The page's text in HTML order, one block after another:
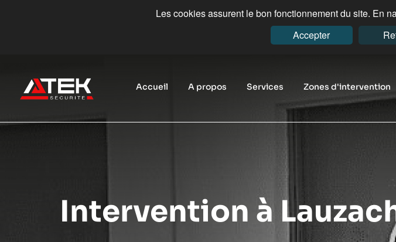
Les cookies assurent le bon fonctionnement du site. En
Accepter
Accueil A propos Services Zones d'intervention
Intervention à